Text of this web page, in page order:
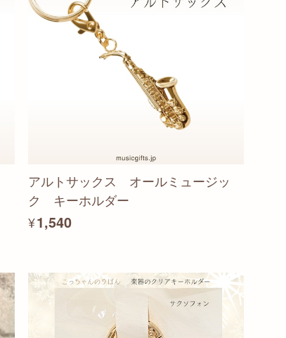
アルトサックス オールミュージッ
ク キーホルダー
¥1,540